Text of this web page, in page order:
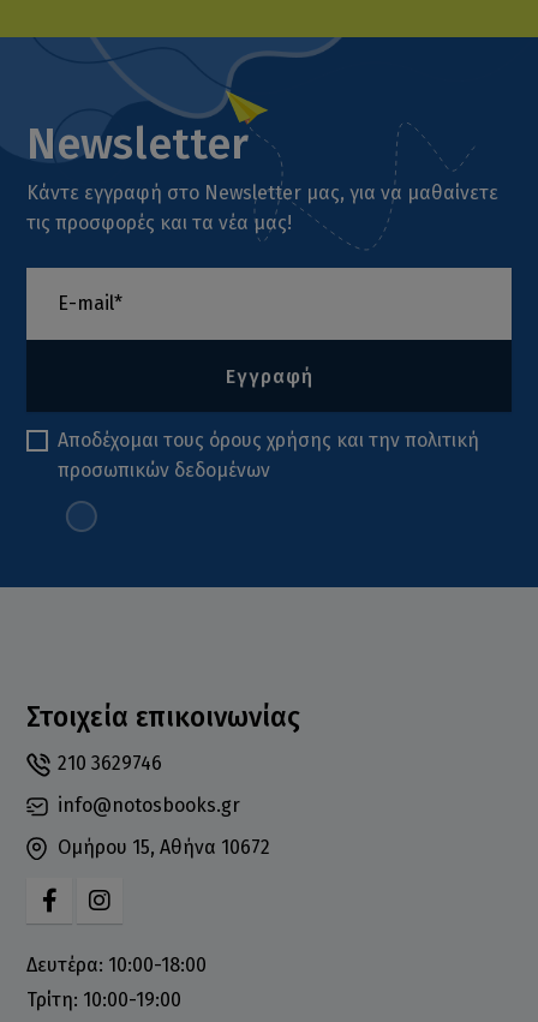
Newsletter
Κάντε εγγραφή στο Newsletter μας, για να μαθαίνετε
τις προσφορές και τα νέα μας!
Εγγραφή
Αποδέχομαι τους όρους χρήσης και τηνπολιτική
προσωπικών δεδομένων
Στοιχεία επικοινωνίας
210 3629746
info@notosbooks.gr
Ομήρου 15, Αθήνα 10672
Δευτέρα: 10:00-18:00
Τρίτη: 10:00-19:00